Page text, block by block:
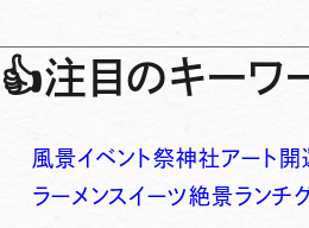
👍注目のキーワ
風景イベント祭神社アート 開
ラーメンスイーツ絶景ランチ